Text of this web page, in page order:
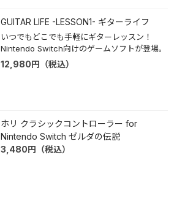
GUITAR LIFE -LESSON1- ギターライフ
いつでもどこでも手軽にギターレッスン！
Nintendo Switch向けのゲームソフトが登場。
12,980円 （税込）
ホリ クラシックコントローラー for
Nintendo Switch ゼルダの伝説
3,480円 （税込）